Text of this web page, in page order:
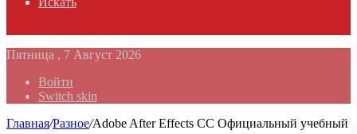
Пятница , 7 Август 2026
Войти
Switch skin
Главная/Разное/Adobe After Effects CC Официальный учебный